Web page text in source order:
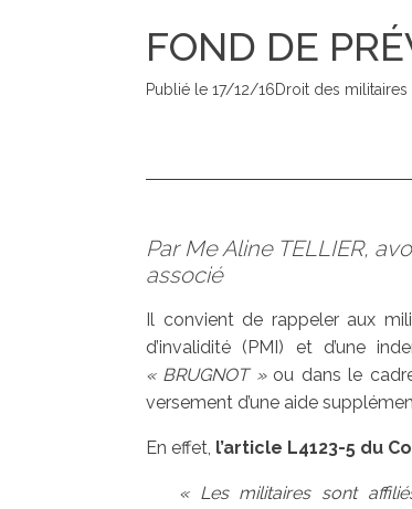
FOND DE
Publié le 17/12/16Droit des militaires
Par Me Aline TELLIER,
associé
Il convient de rappeler aux
d’invalidité (PMI) et d’une
« BRUGNOT » ou dans le
versement d’une aide
En effet, l’article L4123-5 du
« Les militaires sont